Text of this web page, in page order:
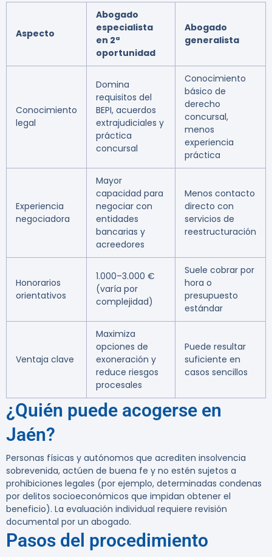
Aspecto
Abogado
especialista
en 2ª
oportunidad
Abogado
generalista
Conocimiento
legal
Domina
requisitos del
BEPI, acuerdos
extrajudiciales y
práctica
concursal
Conocimiento
básico de
derecho
concursal,
menos
experiencia
práctica
Experiencia
negociadora
Mayor
capacidad para
negociar con
entidades
bancarias y
acreedores
Menos contacto
directo con
servicios de
reestructuración
Honorarios
orientativos
1.000–3.000 €
(varía por
complejidad)
Suele cobrar por
hora o
presupuesto
estándar
Ventaja clave
Maximiza
opciones de
exoneración y
reduce riesgos
procesales
Puede resultar
suficiente en
casos sencillos
¿Quién puede acogerse en
Jaén?
Personas físicas y autónomos que acrediten insolvencia
sobrevenida, actúen de buena fe y no estén sujetos a
prohibiciones legales (por ejemplo, determinadas condenas
por delitos socioeconómicos que impidan obtener el
beneficio). La evaluación individual requiere revisión
documental por un abogado.
Pasos del procedimiento